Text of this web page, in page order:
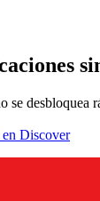
desbloquea
en Discover